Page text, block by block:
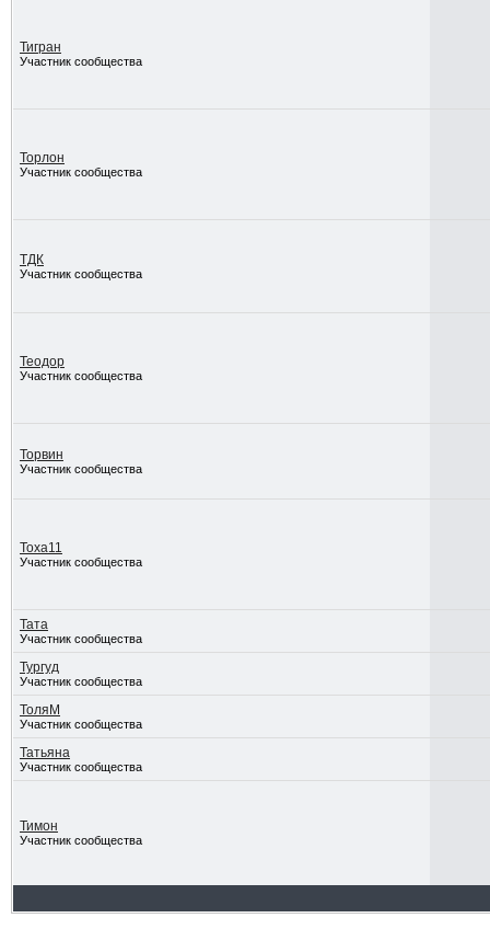
Тигран
Участник сообщества
Торлон
Участник сообщества
ТДК
Участник сообщества
Теодор
Участник сообщества
Торвин
Участник сообщества
Тоха11
Участник сообщества
Тата
Участник сообщества
Тургуд
Участник сообщества
ТоляМ
Участник сообщества
Татьяна
Участник сообщества
Тимон
Участник сообщества